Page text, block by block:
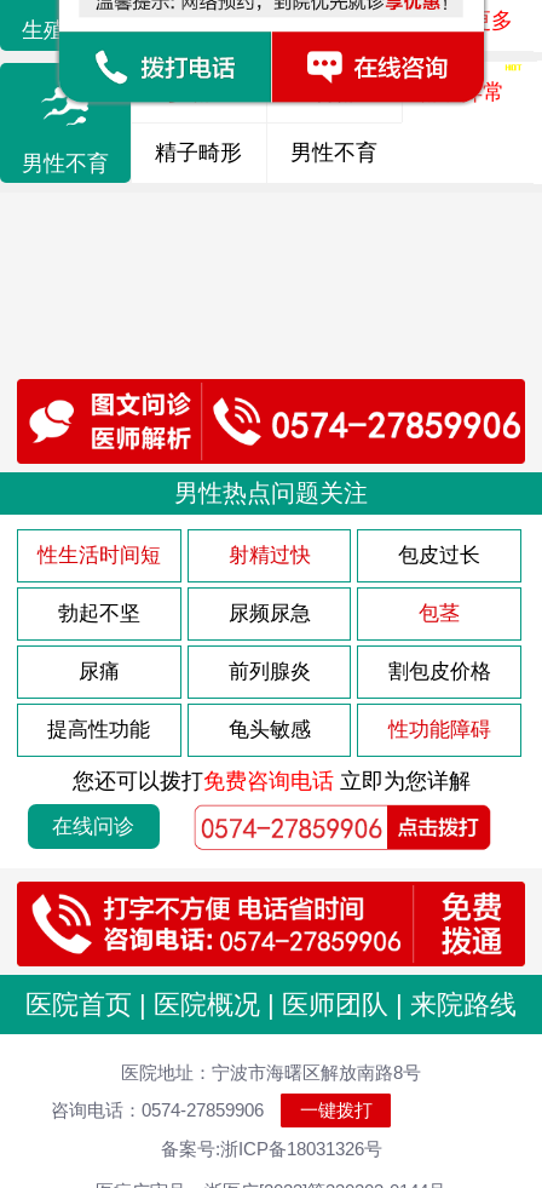
生殖感染 了解更多
男性不育
弱精 精液异常
精子畸形 男性不育
男性热点问题关注
性生活时间短 射精过快 包皮过长
勃起不坚 尿频尿急 包茎
尿痛 前列腺炎 割包皮价格
提高性功能 龟头敏感 性功能障碍
您还可以拨打免费咨询电话立即为您详解
在线问诊
医院首页 | 医院概况 | 医师团队 | 来院路线
医院地址：宁波市海曙区解放南路8号
咨询电话：0574-27859906
一键拨打
备案号:浙ICP备18031326号